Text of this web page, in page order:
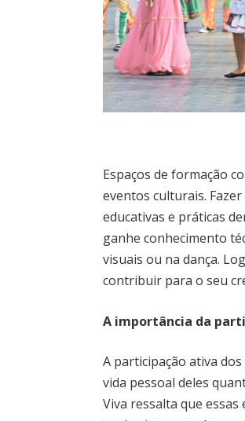
Espaços de formação
eventos culturais.
educativas e práticas
ganhe conhecimento
visuais ou na dança.
contribuir para o seu
A importância da
A participação ativa
vida pessoal deles
Viva ressalta que